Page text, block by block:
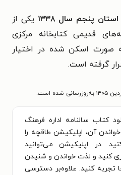
پنجم سال ۱۳۳۸
یکی از
قدیمی کتابخانه مرکزی
صورت اسکن شده در اختیار
گرفته است.
کتاب سالنامه اداره فرهنگ
پنجم سال ۱۳۳۸ و خواندن آن، اپلیکیشن طاقچه را
در اپلیکیشن می‌توانید
کنید و لذت خواندن و شنیدن
کنید. علاوه‌بر دسترسی